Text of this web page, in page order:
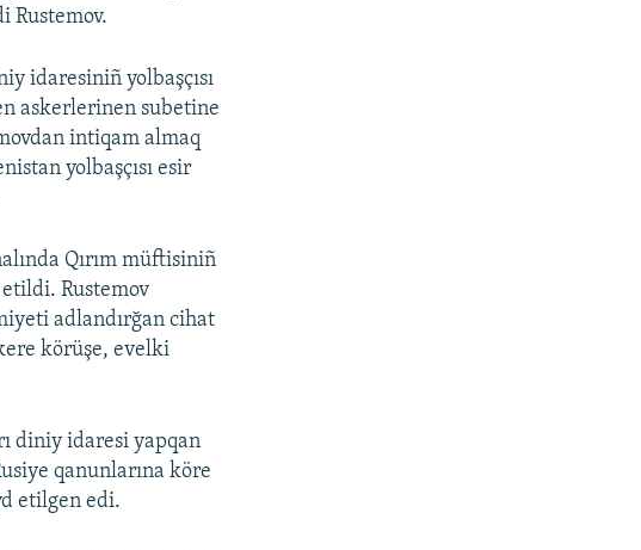
Rustemov.
idaresiniñ yolbaşçısı
askerlerinen subetine
intiqam almaq
yolbaşçısı esir
Qırım müftisiniñ
Rustemov
adlandırğan cihat
körüşe, evelki
diniy idaresi yapqan
qanunlarına köre
etilgen edi.